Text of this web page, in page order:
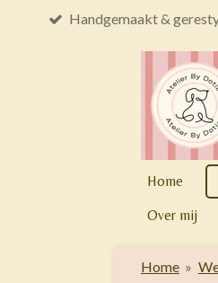
Handgemaakt &
Home
Over mij
Home »